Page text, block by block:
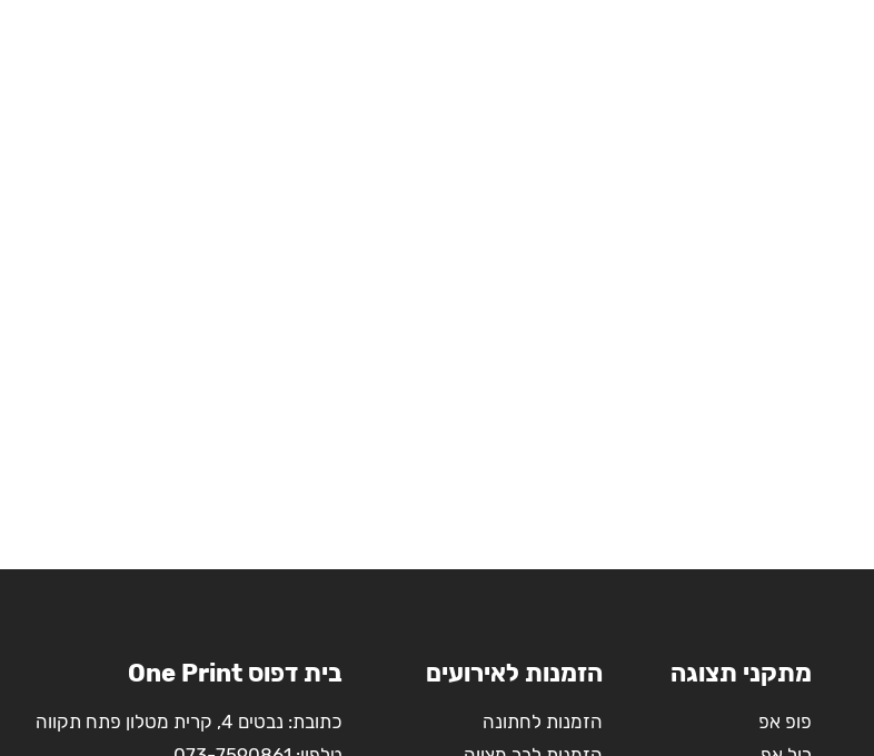
מתקני תצוגה
פופ אפ
הזמנות לאירועים
הזמנות לחתונה
בית דפוס One Print
כתובת: נבטים 4, קרית מטלון פתח תקווה